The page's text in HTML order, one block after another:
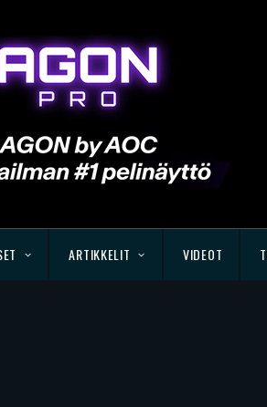
ARTIKKELIT VIDEOT